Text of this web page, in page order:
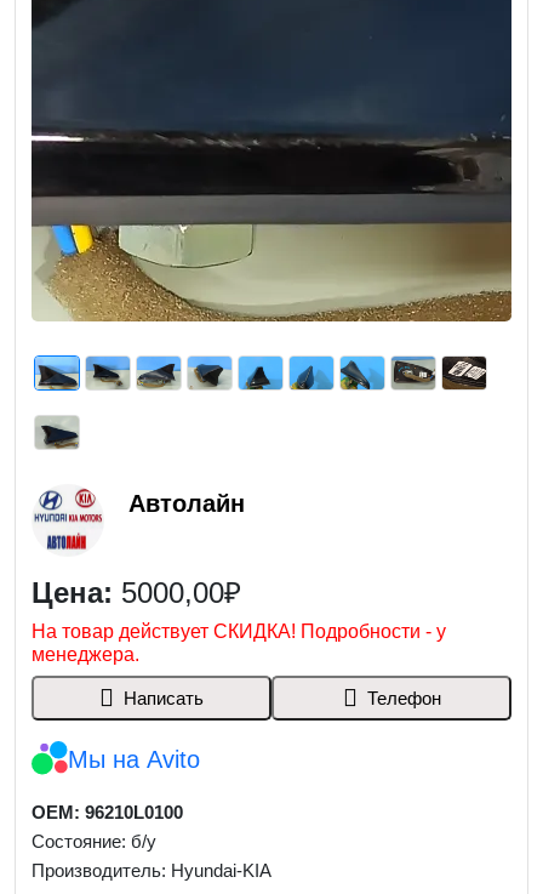
Автолайн
Цена: 5000,00₽
На товар действует СКИДКА! Подробности - у
менеджера.
Написать Телефон
Мы на Avito
OEM: 96210L0100
Состояние: б/у
Производитель: Hyundai-KIA